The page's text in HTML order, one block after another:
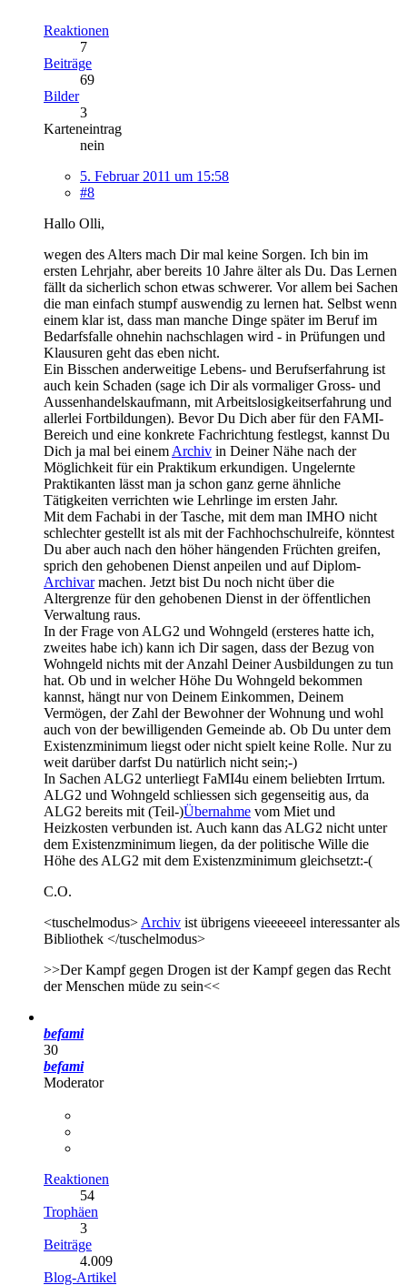
Reaktionen
7
Beiträge
69
Bilder
3
Karteneintrag
nein
5. Februar 2011 um 15:58
#8
Hallo Olli,
wegen des Alters mach Dir mal keine Sorgen. Ich bin im
ersten Lehrjahr, aber bereits 10 Jahre älter als Du. Das Lernen
fällt da sicherlich schon etwas schwerer. Vor allem bei Sachen
die man einfach stumpf auswendig zu lernen hat. Selbst wenn
einem klar ist, dass man manche Dinge später im Beruf im
Bedarfsfalle ohnehin nachschlagen wird - in Prüfungen und
Klausuren geht das eben nicht.
Ein Bisschen anderweitige Lebens- und Berufserfahrung ist
auch kein Schaden (sage ich Dir als vormaliger Gross- und
Aussenhandelskaufmann, mit Arbeitslosigkeitserfahrung und
allerlei Fortbildungen). Bevor Du Dich aber für den FAMI-
Bereich und eine konkrete Fachrichtung festlegst, kannst Du
Dich ja mal bei einem Archiv in Deiner Nähe nach der
Möglichkeit für ein Praktikum erkundigen. Ungelernte
Praktikanten lässt man ja schon ganz gerne ähnliche
Tätigkeiten verrichten wie Lehrlinge im ersten Jahr.
Mit dem Fachabi in der Tasche, mit dem man IMHO nicht
schlechter gestellt ist als mit der Fachhochschulreife, könntest
Du aber auch nach den höher hängenden Früchten greifen,
sprich den gehobenen Dienst anpeilen und auf Diplom-
Archivarmachen. Jetzt bist Du noch nicht über die
Altergrenze für den gehobenen Dienst in der öffentlichen
Verwaltung raus.
In der Frage von ALG2 und Wohngeld (ersteres hatte ich,
zweites habe ich) kann ich Dir sagen, dass der Bezug von
Wohngeld nichts mit der Anzahl Deiner Ausbildungen zu tun
hat. Ob und in welcher Höhe Du Wohngeld bekommen
kannst, hängt nur von Deinem Einkommen, Deinem
Vermögen, der Zahl der Bewohner der Wohnung und wohl
auch von der bewilligenden Gemeinde ab. Ob Du unter dem
Existenzminimum liegst oder nicht spielt keine Rolle. Nur zu
weit darüber darfst Du natürlich nicht sein;-)
In Sachen ALG2 unterliegt FaMI4u einem beliebten Irrtum.
ALG2 und Wohngeld schliessen sich gegenseitig aus, da
ALG2 bereits mit (Teil-)Übernahme vom Miet und
Heizkosten verbunden ist. Auch kann das ALG2 nicht unter
dem Existenzminimum liegen, da der politische Wille die
Höhe des ALG2 mit dem Existenzminimum gleichsetzt:-(
C.O.
<tuschelmodus> Archiv ist übrigens vieeeeeel interessanter als
Bibliothek </tuschelmodus>
>>Der Kampf gegen Drogen ist der Kampf gegen das Recht
der Menschen müde zu sein<<
befami
30
befami
Moderator
Reaktionen
54
Trophäen
3
Beiträge
4.009
Blog-Artikel